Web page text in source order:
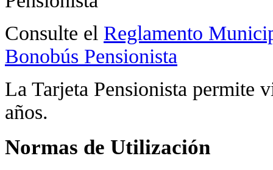
Consulte el Reglamento
Bonobús Pensionista
La Tarjeta Pensionista permite
años.
Normas de Utilización